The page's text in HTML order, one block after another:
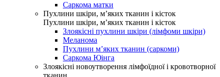
Саркома матки
Пухлини шкіри, м’яких тканин і кісток
Пухлини шкіри, м’яких тканин і кісток
Злоякісні пухлини шкіри (лімфоми шкіри)
Меланома
Пухлини м’яких тканин (саркоми)
Саркома Юінга
Злоякісні новоутворення лімфоїдної і кровотворної
тканин